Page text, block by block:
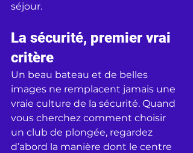
séjour.
La sécurité, premier vrai
critère
Un beau bateau et de belles
images ne remplacent jamais une
vraie culture de la sécurité. Quand
vous cherchez comment choisir
un club de plongée, regardez
d’abord la manière dont le centre